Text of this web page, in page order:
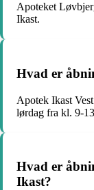
Apoteket
Ikast.
Hvad er
Apotek Ikast
lørdag fra kl. 9-
Hvad er
Ikast?